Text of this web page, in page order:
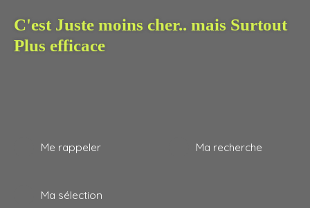
C'est Juste moins cher.. mais Surtout
Plus efficace
Me rappeler Ma recherche
Ma sélection